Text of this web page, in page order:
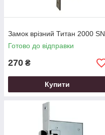
Замок врізний Титан 2000 SN
Готово до відправки
270 ₴
Купити